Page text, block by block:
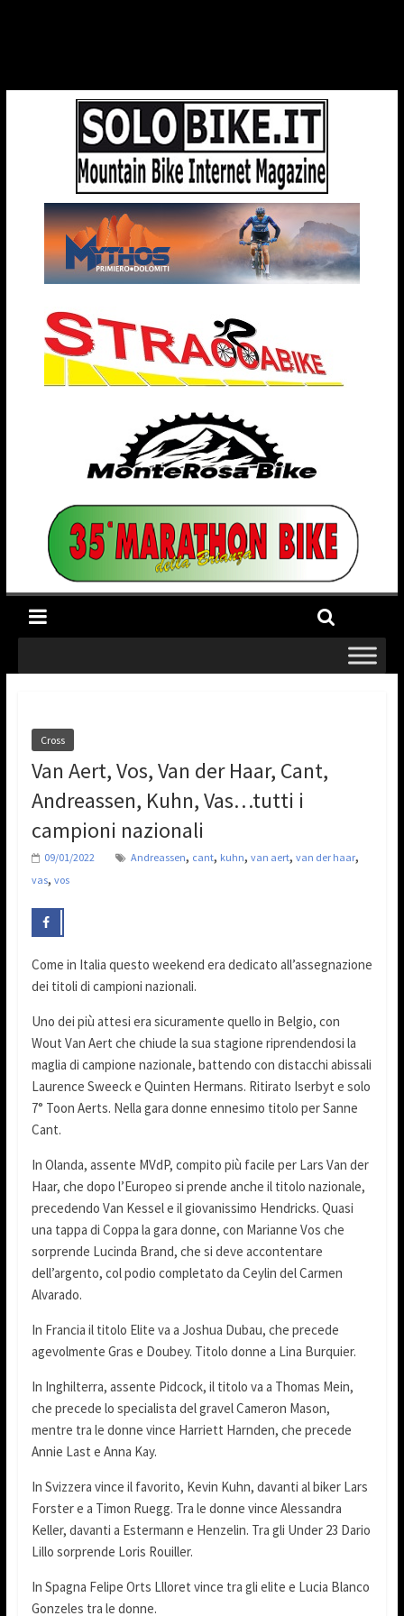
Cross
Van Aert, Vos, Van der Haar, Cant,
Andreassen, Kuhn, Vas…tutti i
campioni nazionali
09/01/2022 Andreassen, cant, kuhn, van aert, van der haar,
vas, vos
Come in Italia questo weekend era dedicato all’assegnazione
dei titoli di campioni nazionali.
Uno dei più attesi era sicuramente quello in Belgio, con
Wout Van Aert che chiude la sua stagione riprendendosi la
maglia di campione nazionale, battendo con distacchi abissali
Laurence Sweeck e Quinten Hermans. Ritirato Iserbyt e solo
7° Toon Aerts. Nella gara donne ennesimo titolo per Sanne
Cant.
In Olanda, assente MVdP, compito più facile per Lars Van der
Haar, che dopo l’Europeo si prende anche il titolo nazionale,
precedendo Van Kessel e il giovanissimo Hendricks. Quasi
una tappa di Coppa la gara donne, con Marianne Vos che
sorprende Lucinda Brand, che si deve accontentare
dell’argento, col podio completato da Ceylin del Carmen
Alvarado.
In Francia il titolo Elite va a Joshua Dubau, che precede
agevolmente Gras e Doubey. Titolo donne a Lina Burquier.
In Inghilterra, assente Pidcock, il titolo va a Thomas Mein,
che precede lo specialista del gravel Cameron Mason,
mentre tra le donne vince Harriett Harnden, che precede
Annie Last e Anna Kay.
In Svizzera vince il favorito, Kevin Kuhn, davanti al biker Lars
Forster e a Timon Ruegg. Tra le donne vince Alessandra
Keller, davanti a Estermann e Henzelin. Tra gli Under 23 Dario
Lillo sorprende Loris Rouiller.
In Spagna Felipe Orts Llloret vince tra gli elite e Lucia Blanco
Gonzeles tra le donne.